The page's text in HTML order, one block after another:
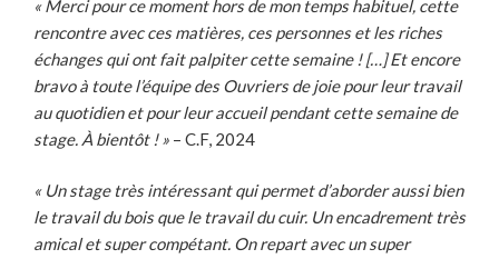
« Merci pour ce moment hors de mon temps habituel, cette
rencontre avec ces matières, ces personnes et les riches
échanges qui ont fait palpiter cette semaine ! […] Et encore
bravo à toute l’équipe des Ouvriers de joie pour leur travail
au quotidien et pour leur accueil pendant cette semaine de
stage. À bientôt ! » – C.F, 2024
« Un stage très intéressant qui permet d’aborder aussi bien
le travail du bois que le travail du cuir. Un encadrement très
amical et super compétant. On repart avec un super